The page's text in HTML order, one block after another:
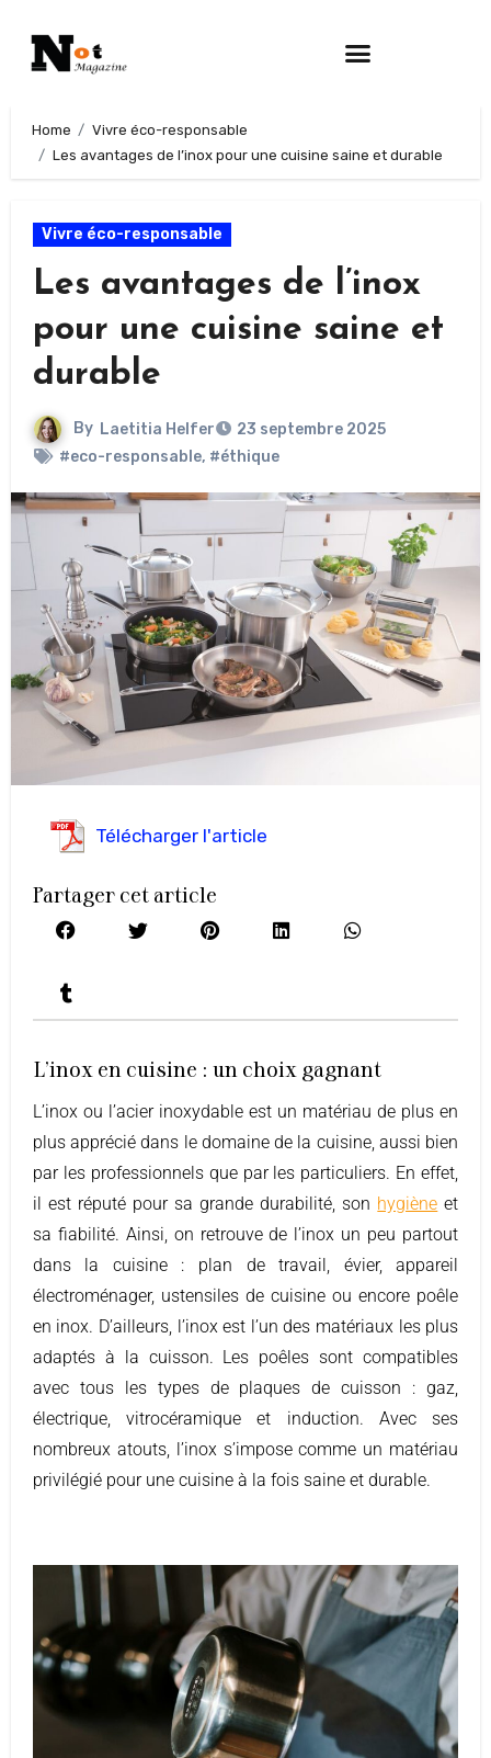
Home
Vivre éco-responsable
Les avantages de l’inox pour une cuisine saine et durable
Vivre éco-responsable
Les avantages de l’inox
pour une cuisine saine et
durable
By Laetitia Helfer
23 septembre 2025
#eco-responsable, #éthique
Télécharger l'article
Partager cet article
L'inox en cuisine : un choix gagnant
L’inox ou l’acier inoxydable est un matériau de plus en
plus apprécié dans le domaine de la cuisine, aussi bien
par les professionnels que par les particuliers. En effet,
il est réputé pour sa grande durabilité, son hygiène et
sa fiabilité. Ainsi, on retrouve de l’inox un peu partout
dans la cuisine : plan de travail, évier, appareil
électroménager, ustensiles de cuisine ou encore poêle
en inox. D’ailleurs, l’inox est l’un des matériaux les plus
adaptés à la cuisson. Les poêles sont compatibles
avec tous les types de plaques de cuisson : gaz,
électrique, vitrocéramique et induction. Avec ses
nombreux atouts, l’inox s’impose comme un matériau
privilégié pour une cuisine à la fois saine et durable.